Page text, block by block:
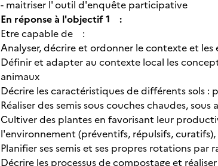
- maitriser l' outil d'enquête participative
En réponse à l'objectif 1 :
Etre capable de :
Analyser, décrire et ordonner le contexte et
Définir et adapter au contexte local les
animaux
Décrire les caractéristiques de différents sols
Réaliser des semis sous couches chaudes, sous
Cultiver des plantes en favorisant leur
l'environnement (préventifs, répulsifs, curatifs),
Planifier ses semis et ses propres rotations par
Décrire les processus de compostage et